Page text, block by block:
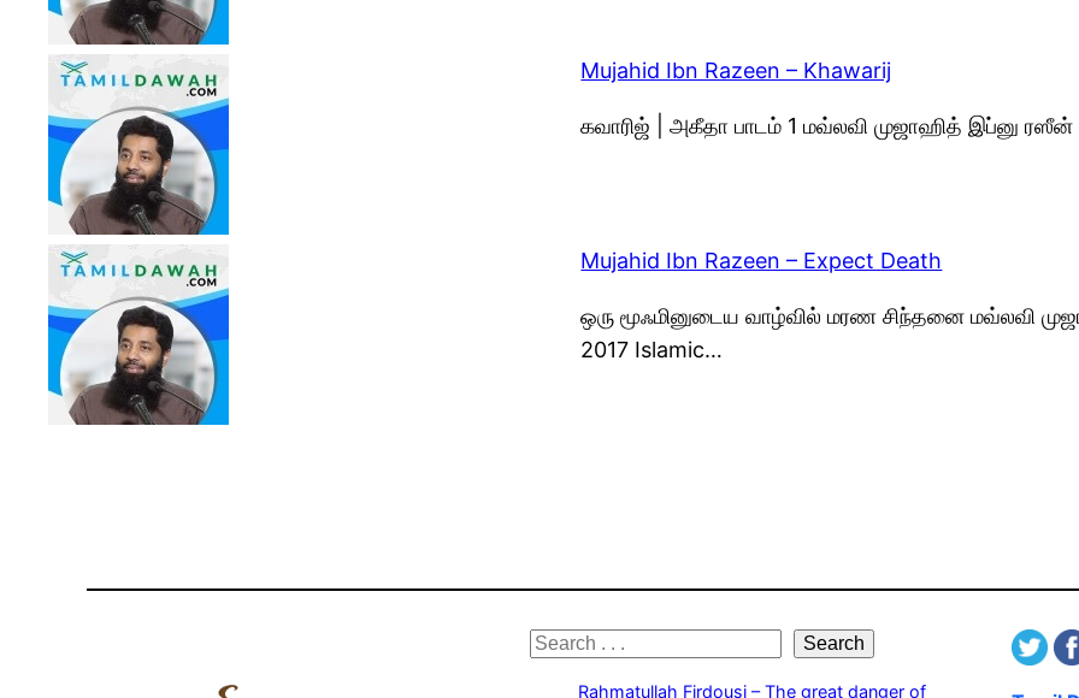
Mujahid Ibn Razeen – Khawarij
கவாரிஜ் | அகீதா பாடம் 1 மவ்லவி முஜாஹித் இப்னு
Mujahid Ibn Razeen – Expect Death
ஒரு மூஃமினுடைய வாழ்வில் மரண சிந்தனை மவ்லவி
2017 Islamic…
S
Search
Rahmatullah Firdousi – The great danger of